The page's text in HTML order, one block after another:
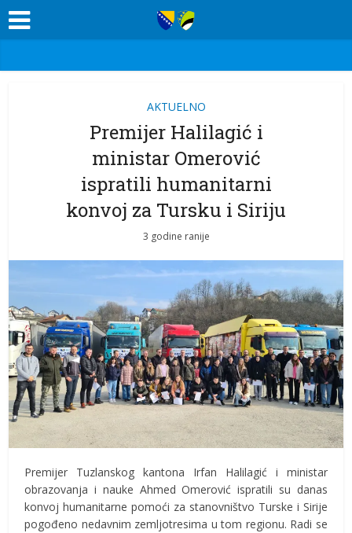
AKTUELNO
Premijer Halilagić i
ministar Omerović
ispratili humanitarni
konvoj za Tursku i Siriju
3 godine ranije
Premijer Tuzlanskog kantona Irfan Halilagić i ministar
obrazovanja i nauke Ahmed Omerović ispratili su danas
konvoj humanitarne pomoći za stanovništvo Turske i Sirije
pogođeno nedavnim zemljotresima u tom regionu. Radi se